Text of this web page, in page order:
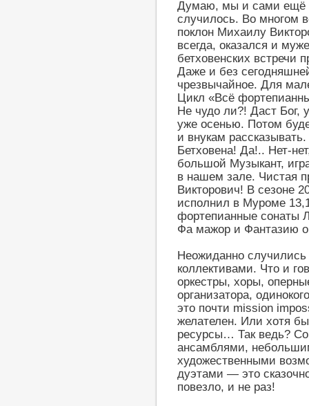
Думаю, мы и сами ещё
случилось. Во многом
поклон Михаилу
всегда, оказался и
бетховенских
Даже и без
чрезвычайное. Для
Цикл «Всё
Не чудо ли?! Даст Бог,
уже осенью. Потом
и внукам
Бетховена! Да!.. Нет-
большой Музыкант,
в нашем зале. Чистая
Викторович! В сезоне
исполнил в Муроме
фортепианные сонаты
Фа мажор и Фантазию
Неожиданно
коллективами. Что и
оркестры, хоры,
организатора,
это почти mission
желателен. Или хотя
ресурсы… Так ведь?
ансамблями,
художественными
дуэтами — это
повезло, и не раз!